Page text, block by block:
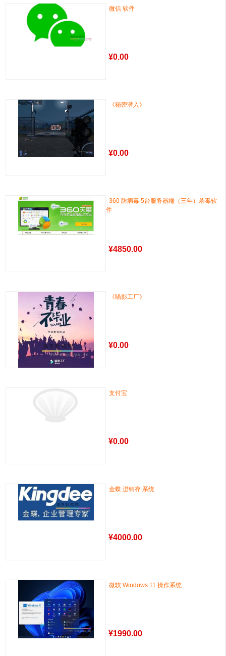
微信 软件
¥0.00
《秘密潜入》
¥0.00
360 防病毒 5台服务器端（三年）杀毒软
件
¥4850.00
《喵影工厂》
¥0.00
支付宝
¥0.00
金蝶 进销存 系统
¥4000.00
微软 Windows 11 操作系统
¥1990.00